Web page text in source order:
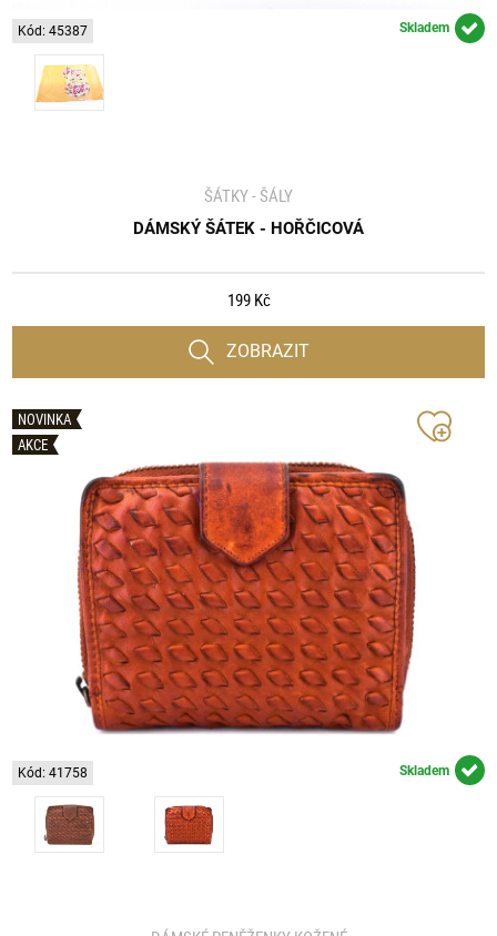
Kód: 45387 Skladem
ŠÁTKY - ŠÁLY
DÁMSKÝ ŠÁTEK - HOŘČICOVÁ
199 Kč
ZOBRAZIT
NOVINKA
AKCE
Kód: 41758 Skladem